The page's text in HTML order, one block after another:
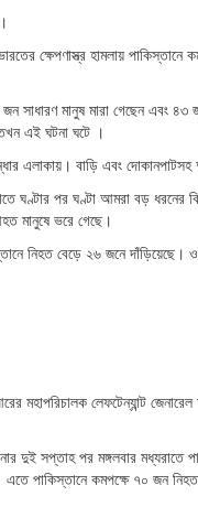
ক্ষেপণাস্ত্র হামলায়
সাধারণ মানুষ মারা গেছেন এবং
এই ঘটনা ঘটে ।
এলাকায়। বাড়ি এবং
ঘণ্টার পর ঘণ্টা আমরা বড় ধরনের
মানুষে ভরে গেছে।
নিহত বেড়ে ২৬ জনে
মহাপরিচালক লেফটেন্যান্ট
দুই সপ্তাহ পর মঙ্গলবার মধ্যরাতে
পাকিস্তানে কমপক্ষে ৭০ জন